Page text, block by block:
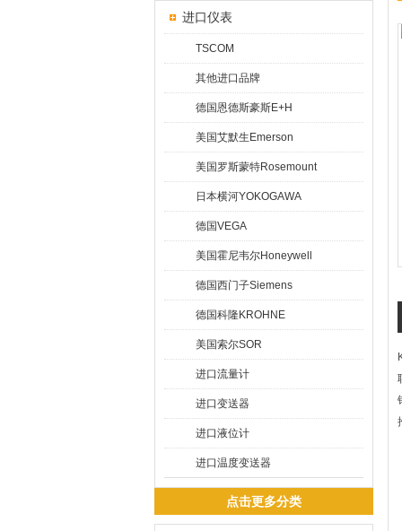
进口仪表
TSCOM
其他进口品牌
德国恩德斯豪斯E+H
美国艾默生Emerson
美国罗斯蒙特Rosemount
日本横河YOKOGAWA
德国VEGA
美国霍尼韦尔Honeywell
德国西门子Siemens
德国科隆KROHNE
美国索尔SOR
进口流量计
进口变送器
进口液位计
进口温度变送器
点击更多分类